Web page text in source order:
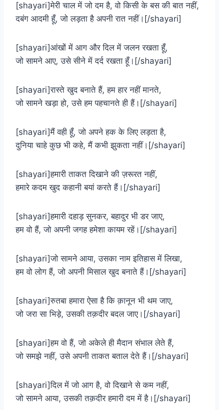
[shayari]मेरी चाल में जो दम है, वो किसी के बस की बात नहीं,
दबंग आदमी हूँ, जो लड़ता है अपनी रात नहीं।[/shayari]
[shayari]आंखों में आग और दिल में जलन रखता हूँ,
जो सामने आए, उसे सीने में दर्द रखता हूँ।[/shayari]
[shayari]रास्ते खुद बनाते हैं, हम हार नहीं मानते,
जो सामने खड़ा हो, उसे हम पहचानते ही हैं।[/shayari]
[shayari]मैं वही हूँ, जो अपने हक के लिए लड़ता है,
दुनिया चाहे कुछ भी कहे, मैं कभी झुकता नहीं।[/shayari]
[shayari]हमारी ताकत दिखाने की ज़रूरत नहीं,
हमारे कदम खुद कहानी बयां करते हैं।[/shayari]
[shayari]हमारी दहाड़ सुनकर, बहादुर भी डर जाए,
हम वो हैं, जो अपनी जगह हमेशा कायम रहें।[/shayari]
[shayari]जो सामने आया, उसका नाम इतिहास में लिखा,
हम वो लोग हैं, जो अपनी मिसाल खुद बनाते हैं।[/shayari]
[shayari]रुतबा हमारा ऐसा है कि क़ानून भी थम जाए,
जो जरा सा भिड़े, उसकी तक़दीर बदल जाए।[/shayari]
[shayari]हम वो हैं, जो अकेले ही मैदान संभाल लेते हैं,
जो समझे नहीं, उसे अपनी ताकत बताल देते हैं।[/shayari]
[shayari]दिल में जो आग है, वो दिखाने से कम नहीं,
जो सामने आया, उसकी तक़दीर हमारी दम में है।[/shayari]